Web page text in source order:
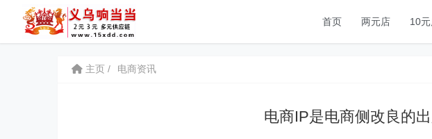
首页 两元店 10
主页 电商资讯
电商IP是电商侧改良的